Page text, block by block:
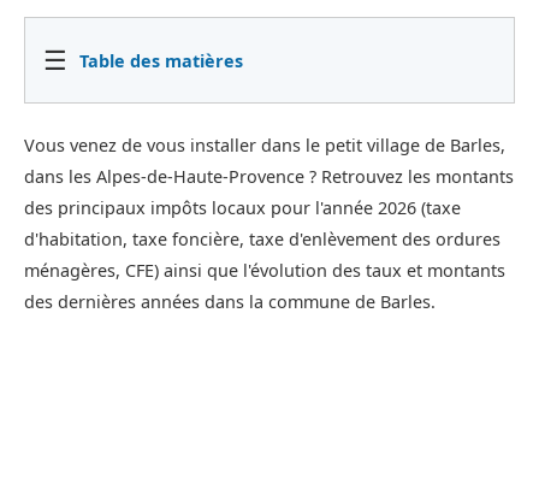
☰ Table des matières
Vous venez de vous installer dans le petit village de Barles,
dans les Alpes-de-Haute-Provence ? Retrouvez les montants
des principaux impôts locaux pour l'année 2026 (taxe
d'habitation, taxe foncière, taxe d'enlèvement des ordures
ménagères, CFE) ainsi que l'évolution des taux et montants
des dernières années dans la commune de Barles.